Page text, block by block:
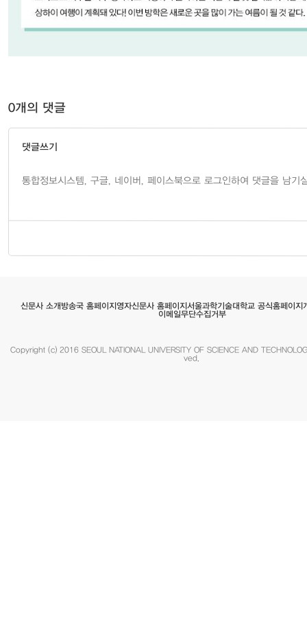
0개의 댓글
댓글쓰기
신문사 소개방송국 홈페이지영자신문사 홈페이지서울과학기술대학교 공식홈페이지
이메일무단수집거부
Copyright (c) 2016 SEOUL NATIONAL UNIVERSITY OF SCIENCE AND
ved.